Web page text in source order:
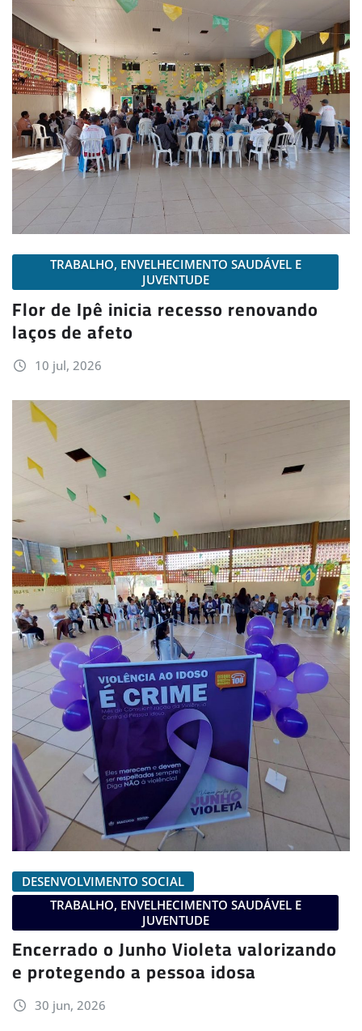
TRABALHO, ENVELHECIMENTO SAUDÁVEL E
JUVENTUDE
Flor de Ipê inicia recesso renovando
laços de afeto
10 jul, 2026
DESENVOLVIMENTO SOCIAL
TRABALHO, ENVELHECIMENTO SAUDÁVEL E
JUVENTUDE
Encerrado o Junho Violeta valorizando
e protegendo a pessoa idosa
30 jun, 2026